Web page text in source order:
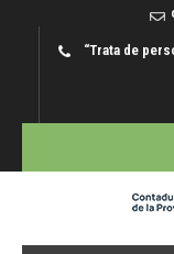
“Trata de